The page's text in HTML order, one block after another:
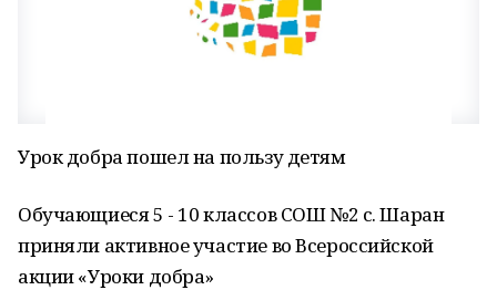
Урок добра пошел на пользу детям
Обучающиеся 5 - 10 классов СОШ №2 с. Шаран
приняли активное участие во Всероссийской
акции «Уроки добра»